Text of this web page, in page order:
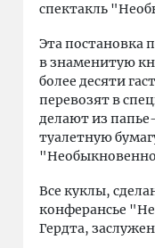
спектакль
Эта постановка
в знаменитую
более десяти
перевозят в
делают из
туалетную
Все куклы,
конферансье
Гердта,